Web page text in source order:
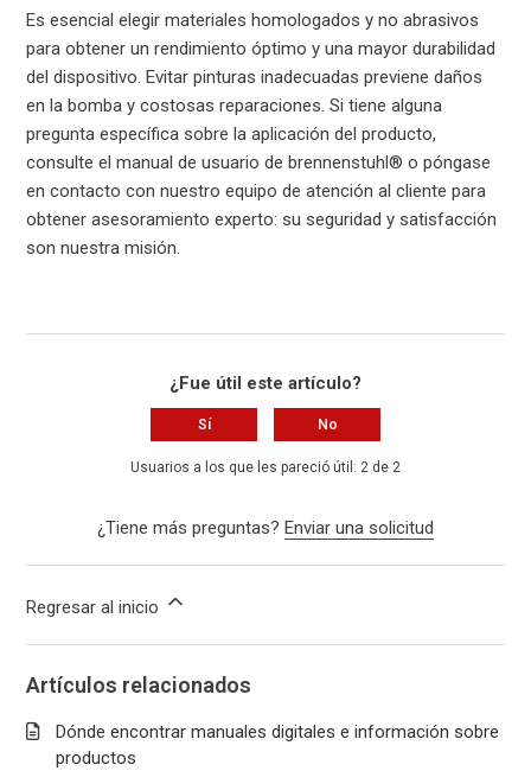
Es esencial elegir materiales homologados y no abrasivos
para obtener un rendimiento óptimo y una mayor durabilidad
del dispositivo. Evitar pinturas inadecuadas previene daños
en la bomba y costosas reparaciones. Si tiene alguna
pregunta específica sobre la aplicación del producto,
consulte el manual de usuario de brennenstuhl® o póngase
en contacto con nuestro equipo de atención al cliente para
obtener asesoramiento experto: su seguridad y satisfacción
son nuestra misión.
¿Fue útil este artículo?
Sí No
Usuarios a los que les pareció útil: 2 de 2
¿Tiene más preguntas? Enviar una solicitud
Regresar al inicio
Artículos relacionados
Dónde encontrar manuales digitales e información sobre
productos